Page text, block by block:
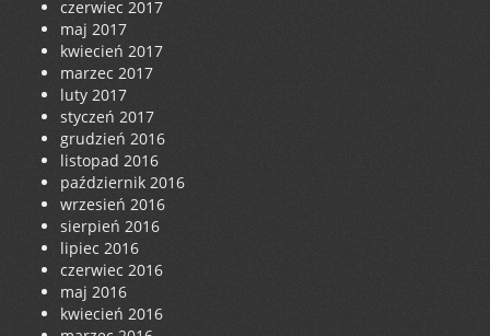
czerwiec 2017
maj 2017
kwiecień 2017
marzec 2017
luty 2017
styczeń 2017
grudzień 2016
listopad 2016
październik 2016
wrzesień 2016
sierpień 2016
lipiec 2016
czerwiec 2016
maj 2016
kwiecień 2016